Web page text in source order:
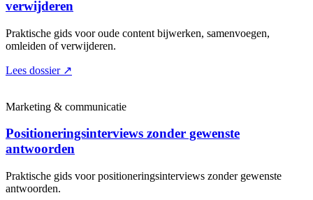
verwijderen
Praktische gids voor oude content bijwerken, samenvoegen,
omleiden of verwijderen.
Lees dossier ↗
Marketing & communicatie
Positioneringsinterviews zonder gewenste
antwoorden
Praktische gids voor positioneringsinterviews zonder gewenste
antwoorden.